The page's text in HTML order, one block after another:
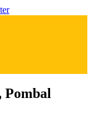
Pombal